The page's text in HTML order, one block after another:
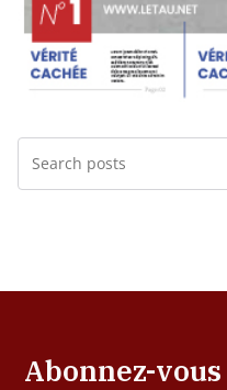
Abonnez-